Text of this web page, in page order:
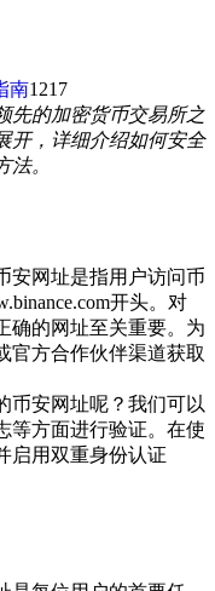
南1217
先的加密货币交易所之
开，详细介绍如何安全
。
安网址是指用户访问币
开头。对
确的网址至关重要。为
官方合作伙伴渠道获取
币安网址呢？我们可以
等方面进行验证。在使
启用双重身份认证